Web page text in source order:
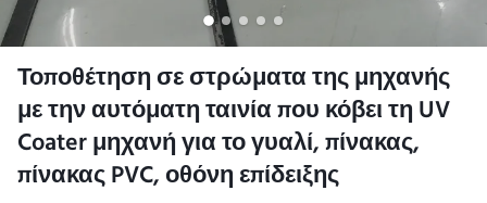
Τοποθέτηση σε στρώματα της μηχανής
με την αυτόματη ταινία που κόβει τη UV
Coater μηχανή για το γυαλί, πίνακας,
πίνακας PVC, οθόνη επίδειξης